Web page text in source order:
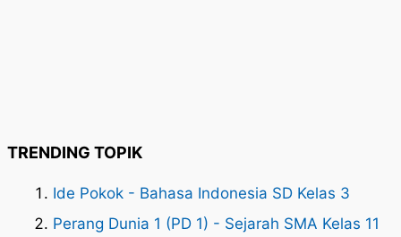
TRENDING TOPIK
Ide Pokok - Bahasa Indonesia SD Kelas 3
Perang Dunia 1 (PD 1) - Sejarah SMA Kelas 11